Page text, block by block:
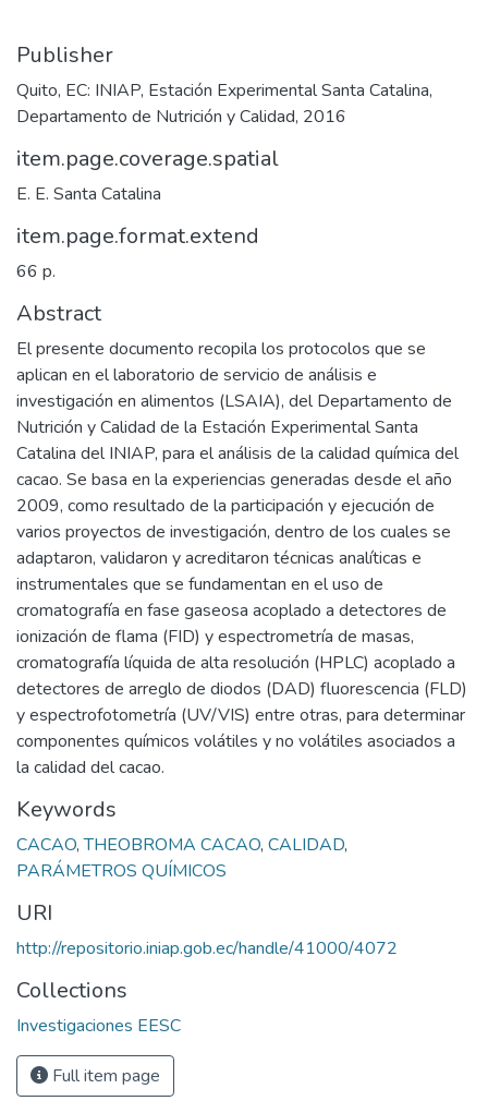
Publisher
Quito, EC: INIAP, Estación Experimental Santa Catalina,
Departamento de Nutrición y Calidad, 2016
item.page.coverage.spatial
E. E. Santa Catalina
item.page.format.extend
66 p.
Abstract
El presente documento recopila los protocolos que se
aplican en el laboratorio de servicio de análisis e
investigación en alimentos (LSAIA), del Departamento de
Nutrición y Calidad de la Estación Experimental Santa
Catalina del INIAP, para el análisis de la calidad química del
cacao. Se basa en la experiencias generadas desde el año
2009, como resultado de la participación y ejecución de
varios proyectos de investigación, dentro de los cuales se
adaptaron, validaron y acreditaron técnicas analíticas e
instrumentales que se fundamentan en el uso de
cromatografía en fase gaseosa acoplado a detectores de
ionización de flama (FID) y espectrometría de masas,
cromatografía líquida de alta resolución (HPLC) acoplado a
detectores de arreglo de diodos (DAD) fluorescencia (FLD)
y espectrofotometría (UV/VIS) entre otras, para determinar
componentes químicos volátiles y no volátiles asociados a
la calidad del cacao.
Keywords
CACAO,THEOBROMA CACAO, CALIDAD,
PARÁMETROS QUÍMICOS
URI
http://repositorio.iniap.gob.ec/handle/41000/4072
Collections
Investigaciones EESC
Full item page